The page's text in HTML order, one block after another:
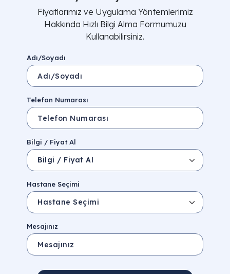
Fiyatlarımız ve Uygulama Yöntemlerimiz
Hakkında Hızlı Bilgi Alma Formumuzu
Kullanabilirsiniz.
Adı/Soyadı
Telefon Numarası
Bilgi / Fiyat Al
Hastane Seçimi
Mesajınız